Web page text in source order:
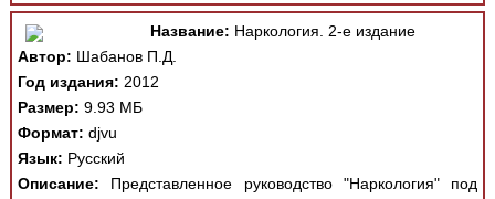
Название: Наркология. 2-е издание
Автор: Шабанов П.Д.
Год издания: 2012
Размер: 9.93 МБ
Формат: djvu
Язык: Русский
Описание: Представленное руководство "Наркология" под